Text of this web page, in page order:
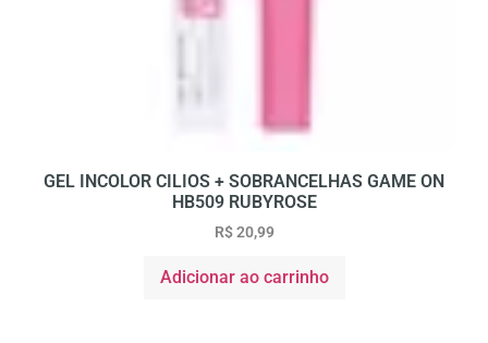
GEL INCOLOR CILIOS + SOBRANCELHAS GAME ON
HB509 RUBYROSE
R$20,99
Adicionar ao carrinho